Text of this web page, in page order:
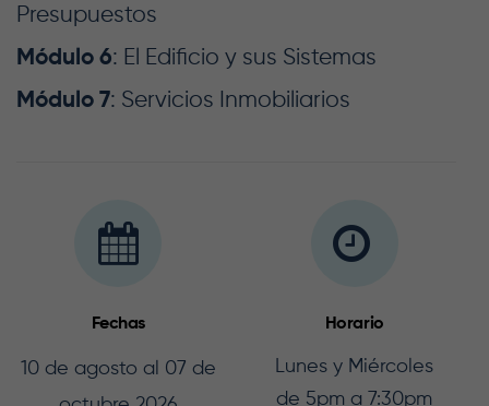
Presupuestos
Módulo 6: El Edificio y sus Sistemas
Módulo 7: Servicios Inmobiliarios
Fechas
10 de agosto al 07 de
Horario
Lunes y Miércoles
de 5pm a 7:30pm